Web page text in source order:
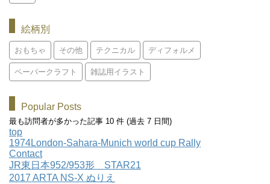
絵柄別
おもちゃ その他 テクニカル ディフォルメ
ペーパークラフト 雑誌用イラスト
Popular Posts
最も訪問者が多かった記事 10 件 (過去 7 日間)
top
1974London-Sahara-Munich world cup Rally
Contact
JR東日本952/953形 STAR21
2017 ARTA NS-X ぬりえ